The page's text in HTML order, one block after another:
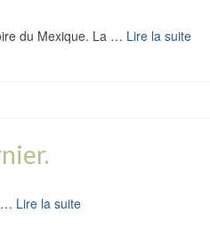
du Mexique. La … Lire la suite
… Lire la suite